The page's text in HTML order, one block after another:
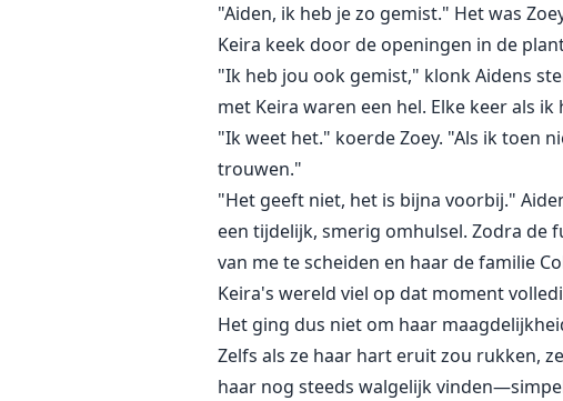
"Aiden, ik heb je zo gemist." Het was
Keira keek door de openingen in de
"Ik heb jou ook gemist," klonk Aidens
met Keira waren een hel. Elke keer als
"Ik weet het." koerde Zoey. "Als ik toen
trouwen."
"Het geeft niet, het is bijna voorbij."
een tijdelijk, smerig omhulsel. Zodra de
van me te scheiden en haar de familie
Keira's wereld viel op dat moment
Het ging dus niet om haar
Zelfs als ze haar hart eruit zou rukken,
haar nog steeds walgelijk